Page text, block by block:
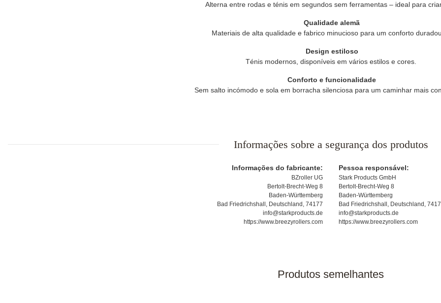
Alterna entre rodas e ténis em segundos sem ferramentas – ideal para
Qualidade alemã
Materiais de alta qualidade e fabrico minucioso para um conforto
Design estiloso
Ténis modernos, disponíveis em vários estilos e cores.
Conforto e funcionalidade
Sem salto incómodo e sola em borracha silenciosa para um caminhar mais
Informações sobre a segurança dos produtos
Informações do fabricante:
BZroller UG
Bertolt-Brecht-Weg 8
Baden-Württemberg
Bad Friedrichshall, Deutschland, 74177
info@starkproducts.de
https://www.breezyrollers.com
Pessoa responsável:
Stark Products GmbH
Bertolt-Brecht-Weg 8
Baden-Württemberg
Bad Friedrichshall, Deutschland,
info@starkproducts.de
https://www.breezyrollers.com
Produtos semelhantes